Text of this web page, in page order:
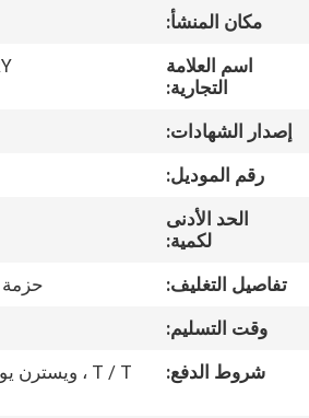
عرض
الواقع
الافتراضي
معلومات
جولة
المعمل
مكان المنشأ:
اسم العلامة
التجارية:
إصدار الشهادات:
رقم الموديل:
الحد الأدنى
لكمية:
تفاصيل التغليف:
حزمة
وقت التسليم:
شروط الدفع: